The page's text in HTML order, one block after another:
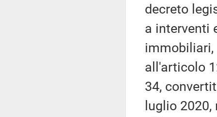
decreto
a interventi
all'articolo
34,
luglio